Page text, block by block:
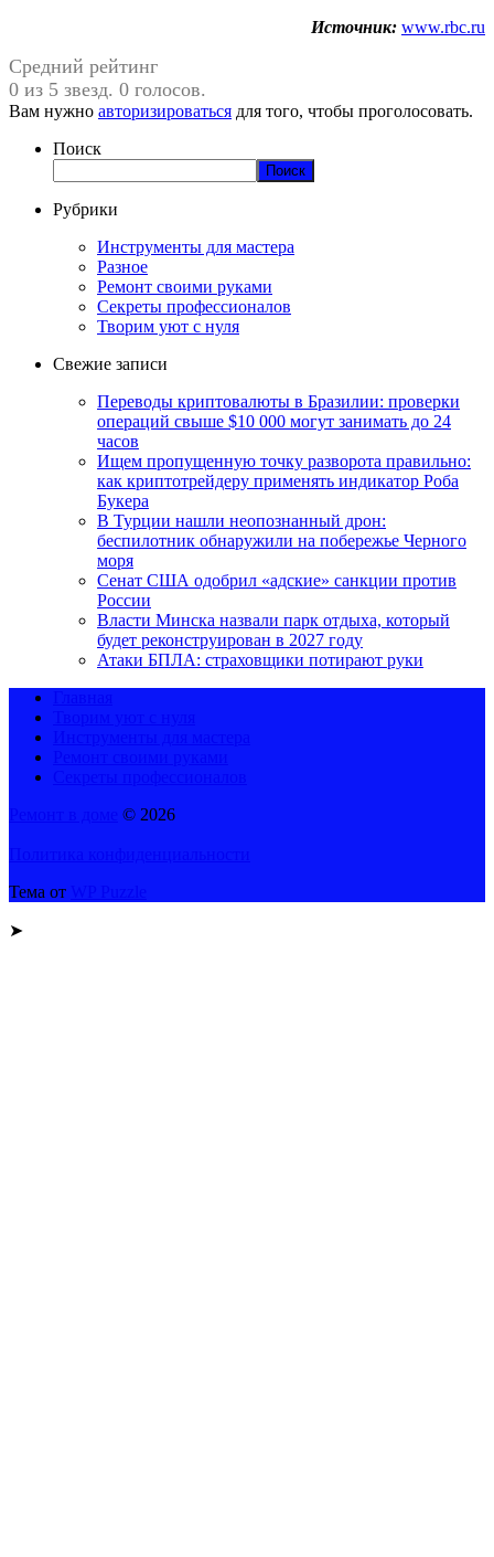
Источник: www.rbc.ru
Средний рейтинг
0 из 5 звезд. 0 голосов.
Вам нужно авторизироваться для того, чтобы проголосовать.
Поиск
Поиск
Рубрики
Инструменты для мастера
Разное
Ремонт своими руками
Секреты профессионалов
Творим уют с нуля
Свежие записи
Переводы криптовалюты в Бразилии: проверки
операций свыше $10 000 могут занимать до 24
часов
Ищем пропущенную точку разворота правильно:
как криптотрейдеру применять индикатор Роба
Букера
В Турции нашли неопознанный дрон:
беспилотник обнаружили на побережье Черного
моря
Сенат США одобрил «адские» санкции против
России
Власти Минска назвали парк отдыха, который
будет реконструирован в 2027 году
Атаки БПЛА: страховщики потирают руки
© 2026
Тема от
➤